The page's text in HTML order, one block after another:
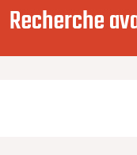
Recherche